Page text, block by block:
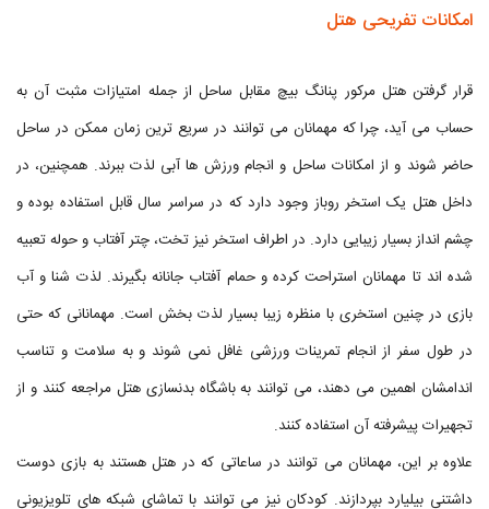
امکانات تفریحی هتل
قرار گرفتن هتل مرکور پنانگ بیچ مقابل ساحل از جمله امتیازات مثبت آن به
حساب می آید، چرا که مهمانان می توانند در سریع ترین زمان ممکن در ساحل
حاضر شوند و از امکانات ساحل و انجام ورزش ها آبی لذت ببرند. همچنین، در
داخل هتل یک استخر روباز وجود دارد که در سراسر سال قابل استفاده بوده و
چشم انداز بسیار زیبایی دارد. در اطراف استخر نیز تخت، چتر آفتاب و حوله تعبیه
شده اند تا مهمانان استراحت کرده و حمام آفتاب جانانه بگیرند. لذت شنا و آب
بازی در چنین استخری با منظره زیبا بسیار لذت بخش است. مهمانانی که حتی
در طول سفر از انجام تمرینات ورزشی غافل نمی شوند و به سلامت و تناسب
اندامشان اهمین می دهند، می توانند به باشگاه بدنسازی هتل مراجعه کنند و از
تجهیرات پیشرفته آن استفاده کنند.
علاوه بر این، مهمانان می توانند در ساعاتی که در هتل هستند به بازی دوست
داشتنی بیلیارد بپردازند. کودکان نیز می توانند با تماشای شبکه های تلویزیونی